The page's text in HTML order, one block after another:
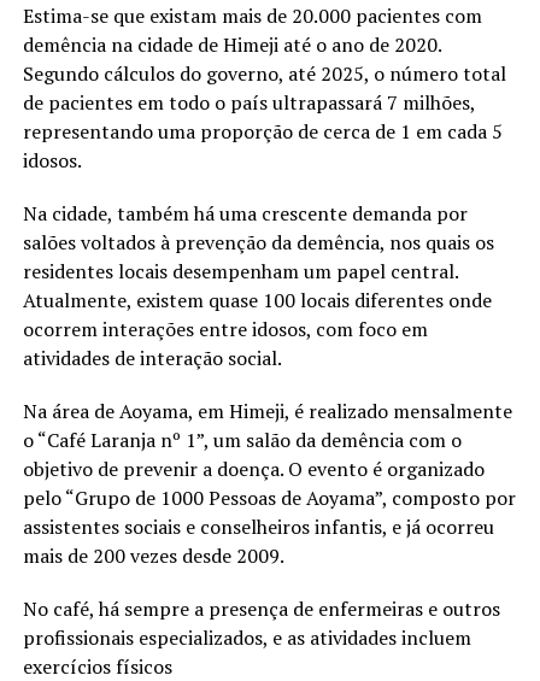
Estima-se que existam mais de 20.000 pacientes com
demência na cidade de Himeji até o ano de 2020.
Segundo cálculos do governo, até 2025, o número total
de pacientes em todo o país ultrapassará 7 milhões,
representando uma proporção de cerca de 1 em cada 5
idosos.
Na cidade, também há uma crescente demanda por
salões voltados à prevenção da demência, nos quais os
residentes locais desempenham um papel central.
Atualmente, existem quase 100 locais diferentes onde
ocorrem interações entre idosos, com foco em
atividades de interação social.
Na área de Aoyama, em Himeji, é realizado mensalmente
o “Café Laranja nº 1”, um salão da demência com o
objetivo de prevenir a doença. O evento é organizado
pelo “Grupo de 1000 Pessoas de Aoyama”, composto por
assistentes sociais e conselheiros infantis, e já ocorreu
mais de 200 vezes desde 2009.
No café, há sempre a presença de enfermeiras e outros
profissionais especializados, e as atividades incluem
exercícios físicos